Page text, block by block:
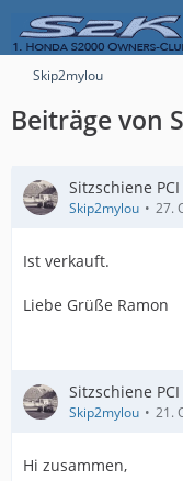
Skip2mylou
Beiträge von
Sitzschiene PCI
Skip2mylou 27.
Ist verkauft.
Liebe Grüße Ramon
Sitzschiene PCI
Skip2mylou 21.
Hi zusammen,